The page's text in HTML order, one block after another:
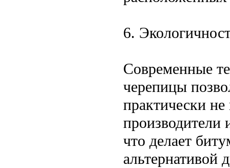
6.
Современные
черепицы
практически
производители
что делает